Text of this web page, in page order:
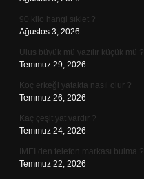
90 kilo hangi sıklet ?
Ağustos 3, 2026
Ulus büyük mü yazılır küçük mü ?
Temmuz 29, 2026
Koç erkeği yatakta nasıl olur ?
Temmuz 26, 2026
Kaç çeşit yat vardır ?
Temmuz 24, 2026
IMEI den telefon markası bulma ?
Temmuz 22, 2026